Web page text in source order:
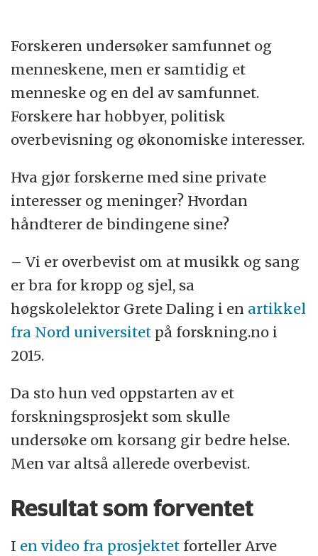
Forskeren undersøker samfunnet og
menneskene, men er samtidig et
menneske og en del av samfunnet.
Forskere har hobbyer, politisk
overbevisning og økonomiske interesser.
Hva gjør forskerne med sine private
interesser og meninger? Hvordan
håndterer de bindingene sine?
– Vi er overbevist om at musikk og sang
er bra for kropp og sjel, sa
høgskolelektor Grete Daling i en artikkel
fra Nord universitet på forskning.no i
2015.
Da sto hun ved oppstarten av et
forskningsprosjekt som skulle
undersøke om korsang gir bedre helse.
Men var altså allerede overbevist.
Resultat som forventet
I en video fra prosjektet forteller Arve